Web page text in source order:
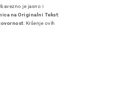
je jasno i
na Originalni Tekst:
: Kršenje ovih